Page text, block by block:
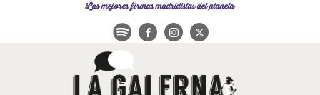
Las mejores firmas madridistas del planeta